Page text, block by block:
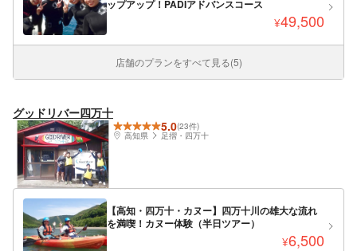
ップアップ！PADIアドバンスコース
¥49,500
店舗のプランをすべて見る(5)
グッドリバー四万十
5.0(23件)
高知県
足摺・四万十
【高知・四万十・カヌー】四万十川の雄大な流れ
を満喫！カヌー体験（半日ツアー）
¥6,500